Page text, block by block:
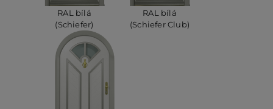
RAL bílá
(Schiefer)
RAL bílá
(Schiefer Club)